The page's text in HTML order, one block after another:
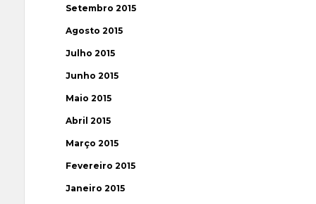
Setembro 2015
Agosto 2015
Julho 2015
Junho 2015
Maio 2015
Abril 2015
Março 2015
Fevereiro 2015
Janeiro 2015